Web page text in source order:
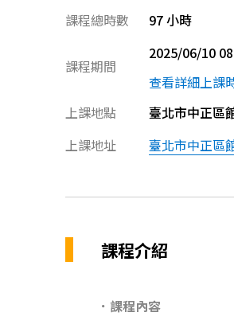
課程總時數 97 小時
課程期間
2025/06/10
查看詳細上課
上課地點
臺北市中正區
上課地址
臺北市中正區
課程介紹
．課程內容